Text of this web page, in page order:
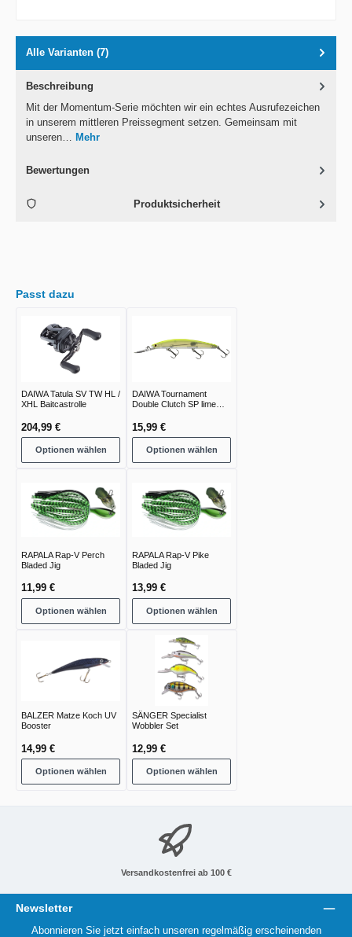
Alle Varianten (7)
Beschreibung
Mit der Momentum-Serie möchten wir ein echtes Ausrufezeichen
in unserem mittleren Preissegment setzen. Gemeinsam mit
unseren… Mehr
Bewertungen
Produktsicherheit
Passt dazu
DAIWA Tatula SV TW HL /
XHL Baitcastrolle
204,99 €
Optionen wählen
DAIWA Tournament
Double Clutch SP lime
15,99 €
Optionen wählen
RAPALA Rap-V Perch
Bladed Jig
11,99 €
Optionen wählen
RAPALA Rap-V Pike
Bladed Jig
13,99 €
Optionen wählen
BALZER Matze Koch UV
Booster
14,99 €
Optionen wählen
SÄNGER Specialist
Wobbler Set
12,99 €
Optionen wählen
Versandkostenfrei ab 100 €
Newsletter
Abonnieren Sie jetzt einfach unseren regelmäßig erscheinenden